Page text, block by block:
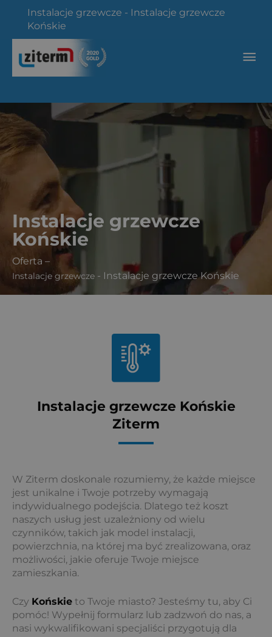
Instalacje grzewcze - Instalacje grzewcze
Końskie
Instalacje grzewcze
Końskie
Oferta –
Instalacje grzewcze - Instalacje grzewcze Końskie
Instalacje grzewcze Końskie
Ziterm
W Ziterm doskonale rozumiemy, że każde miejsce
jest unikalne i Twoje potrzeby wymagają
indywidualnego podejścia. Dlatego też koszt
naszych usług jest uzależniony od wielu
czynników, takich jak model instalacji,
powierzchnia, na której ma być zrealizowana, oraz
możliwości, jakie oferuje Twoje miejsce
zamieszkania.
Czy Końskie to Twoje miasto? Jesteśmy tu, aby Ci
pomóc! Wypełnij formularz lub zadzwoń do nas, a
nasi wykwalifikowani specjaliści przygotują dla